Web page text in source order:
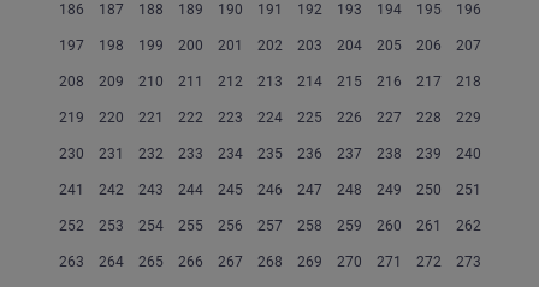
186 187 188 189 190 191 192 193 194 195 196
197 198 199 200 201 202 203 204 205 206 207
208 209 210 211 212 213 214 215 216 217 218
219 220 221 222 223 224 225 226 227 228 229
230 231 232 233 234 235 236 237 238 239 240
241 242 243 244 245 246 247 248 249 250 251
252 253 254 255 256 257 258 259 260 261 262
263 264 265 266 267 268 269 270 271 272 273